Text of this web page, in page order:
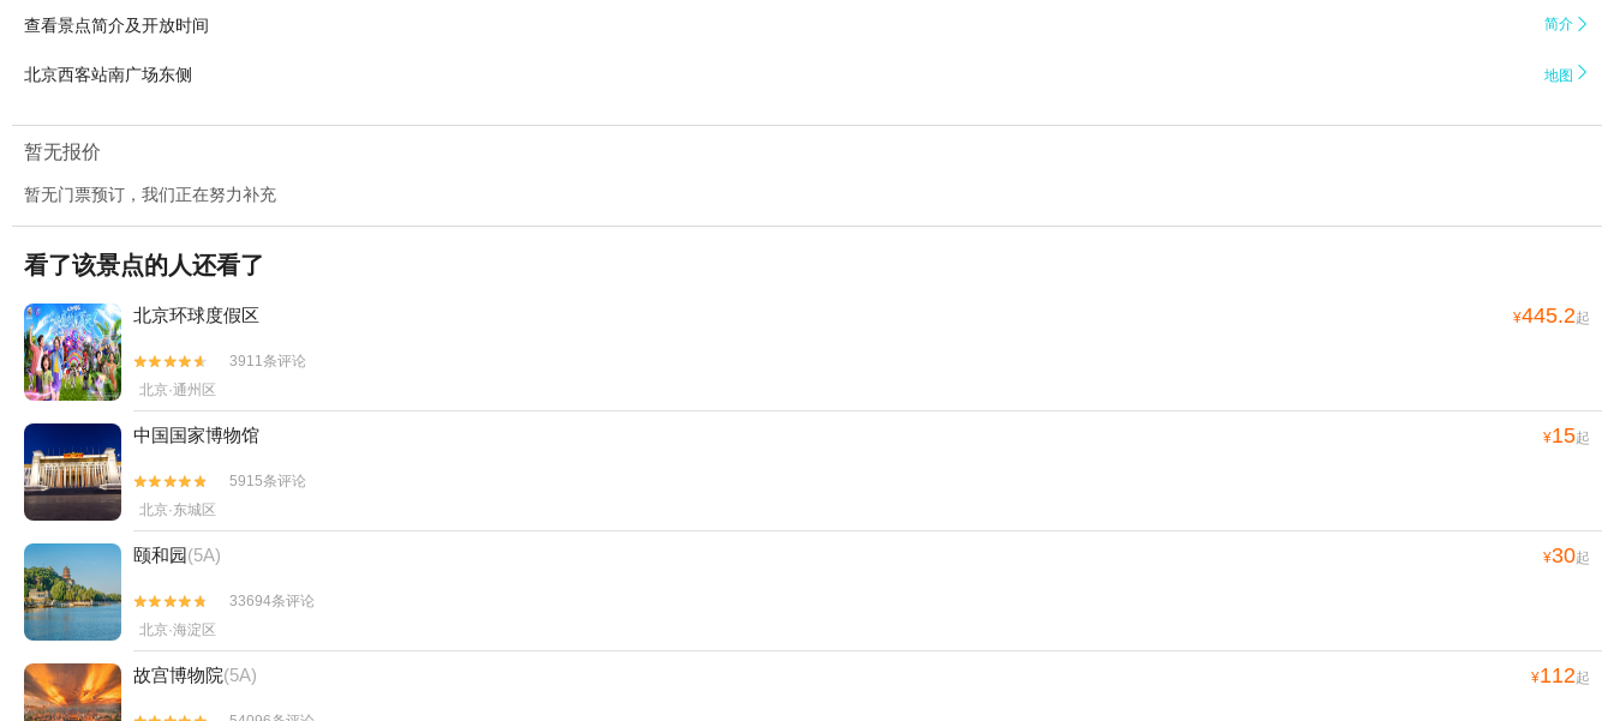
查看景点简介及开放时间 简介 
北京西客站南广场东侧 地图 
暂无报价
暂无门票预订，我们正在努力补充
看了该景点的人还看了
北京环球度假区 ¥445.2起


3911条评论
北京·通州区
中国国家博物馆 ¥15起


5915条评论
北京·东城区
颐和园(5A) ¥30起


33694条评论
北京·海淀区
故宫博物院(5A) ¥112起